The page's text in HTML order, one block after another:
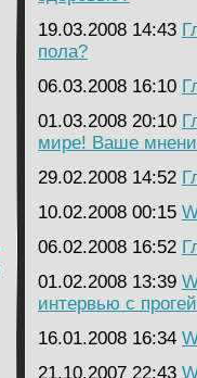
19.03.2008 14:43
пола?
06.03.2008 16:10
01.03.2008 20:10
мире! Ваше
29.02.2008 14:52
10.02.2008 00:15
06.02.2008 16:52
01.02.2008 13:39
интервью с
16.01.2008 16:34
21.10.2007 22:43